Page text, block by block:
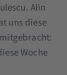
Alin
uns diese
Woche